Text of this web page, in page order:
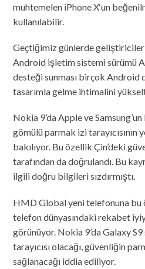
muhtemelen iPhone X‘un
kullanılabilir.
Geçtiğimiz günlerde
Android işletim sistemi sürümü
desteği sunması birçok Android
tasarımla gelme ihtimalini
Nokia 9’da Apple ve
gömülü parmak izi tarayıcısının
bakılıyor. Bu özellik Çin’deki
tarafından da doğrulandı. Bu
ilgili doğru bilgileri sızdırmıştı.
HMD Global yeni telefonuna bu
telefon dünyasındaki rekabet
görünüyor. Nokia 9’da Galaxy
tarayıcısı olacağı, güvenliğin
sağlanacağı iddia ediliyor.